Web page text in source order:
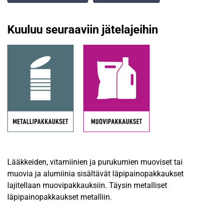
Kuuluu seuraaviin jätelajeihin
Lääkkeiden, vitamiinien ja purukumien muoviset tai
muovia ja alumiinia sisältävät läpipainopakkaukset
lajitellaan muovipakkauksiin. Täysin metalliset
läpipainopakkaukset metalliin.